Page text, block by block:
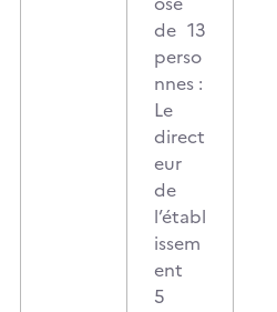
de 13
perso
nnes :
Le
direct
eur
de
l’établ
issem
ent
5